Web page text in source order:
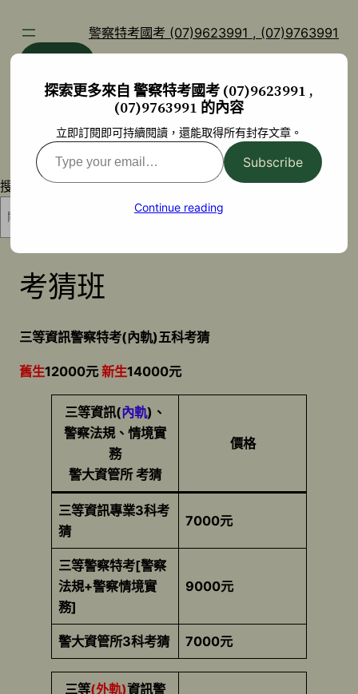
警察特考國考 (07)9623991 , (07)9763991
搜尋
考猜班
三等資訊警察特考(內軌)五科考猜
舊生12000元新生14000元
三等資訊(內軌)、
警察法規、情境實
務
警大資管所 考猜
價格
三等資訊專業3科考
猜
7000元
三等警察特考[警察
法規+警察情境實
務]
9000元
警大資管所3科考猜 7000元
三等(外軌)資訊警
探索更多來自 警察特考國考 (07)9623991 ,
(07)9763991 的內容
立即訂閱即可持續閱讀，還能取得所有封存文章。
Type
your
Subscribe
Continue reading